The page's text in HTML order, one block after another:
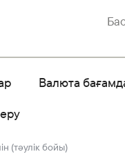
Валюта
(тәулік бойы)